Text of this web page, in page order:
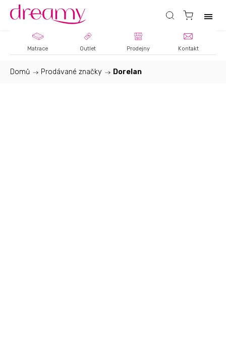
Matrace Outlet Prodejny Kontakt
Domů / Prodávané značky / Dorelan